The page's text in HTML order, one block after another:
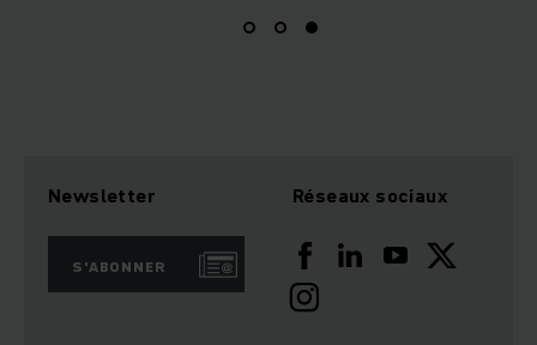
Newsletter
S'ABONNER
Réseaux sociaux